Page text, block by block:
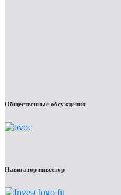
Общественные обсуждения
Навигатор инвестор